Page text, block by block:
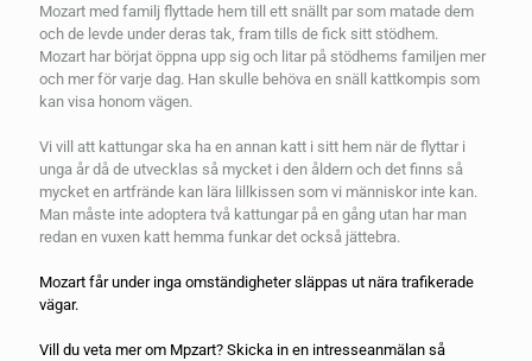
Mozart med familj flyttade hem till ett snällt par som matade dem
och de levde under deras tak, fram tills de fick sitt stödhem.
Mozart har börjat öppna upp sig och litar på stödhems familjen mer
och mer för varje dag. Han skulle behöva en snäll kattkompis som
kan visa honom vägen.
Vi vill att kattungar ska ha en annan katt i sitt hem när de flyttar i
unga år då de utvecklas så mycket i den åldern och det finns så
mycket en artfrände kan lära lillkissen som vi människor inte kan.
Man måste inte adoptera två kattungar på en gång utan har man
redan en vuxen katt hemma funkar det också jättebra.
Mozart får under inga omständigheter släppas ut nära trafikerade
vägar.
Vill du veta mer om Mpzart? Skicka in en intresseanmälan så